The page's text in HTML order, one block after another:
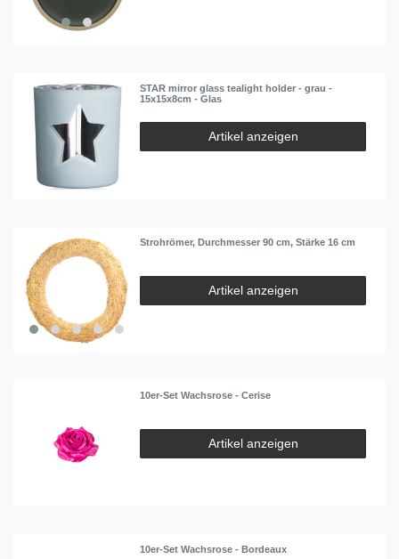
STAR mirror glass tealight holder - grau -
15x15x8cm - Glas
Artikel anzeigen
Strohrömer, Durchmesser 90 cm, Stärke 16 cm
Artikel anzeigen
10er-Set Wachsrose - Cerise
Artikel anzeigen
10er-Set Wachsrose - Bordeaux